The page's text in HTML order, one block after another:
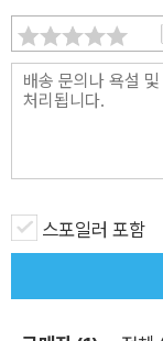
곳인지 빨리 들여다
도 권할 만하다. 두
고 할 수 있다. 하나
를 이루고 그것이
지 보여주는 제8장
등 놀라운 내용이 가득하다. 기억해야 할 것 중
정권이 수용소 내에
범들(강도 강간 등
일반 형사범들은 당
스포일러 포함